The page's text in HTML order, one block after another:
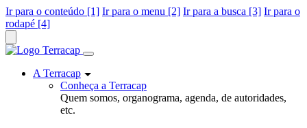
Ir para o conteúdo [1] Ir para o menu [2] Ir para a busca [3] Ir para o
rodapé [4]
A Terracap
Conheça a Terracap
Quem somos, organograma, agenda, de autoridades,
etc.